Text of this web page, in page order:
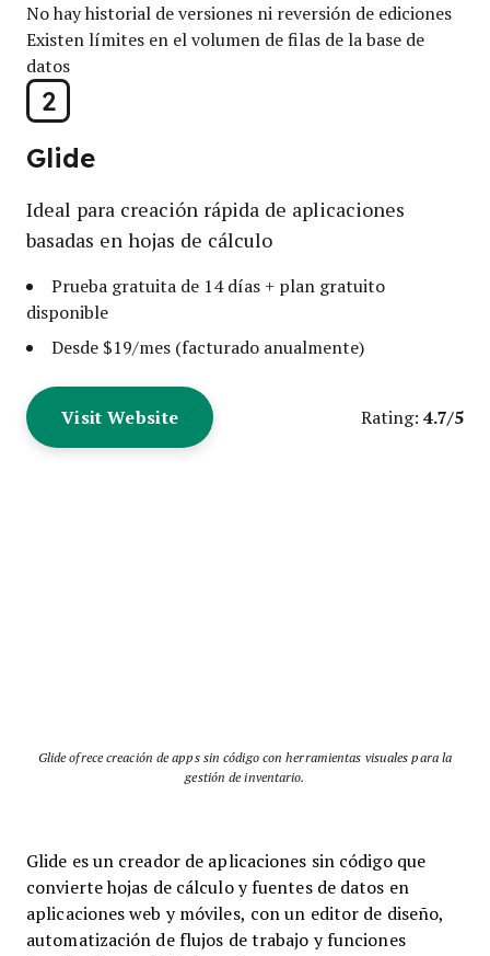
2
Glide
Ideal para creación rápida de aplicaciones
basadas en hojas de cálculo
Prueba gratuita de 14 días + plan gratuito
disponible
Desde $19/mes (facturado anualmente)
Visit Website Rating: 4.7/5
Glide ofrece creación de apps sin código con herramientas visuales para la
gestión de inventario.
Glide es un creador de aplicaciones sin código que
convierte hojas de cálculo y fuentes de datos en
aplicaciones web y móviles, con un editor de diseño,
automatización de flujos de trabajo y funciones
No hay historial de versiones ni reversión de ediciones
Existen límites en el volumen de filas de la base de
datos